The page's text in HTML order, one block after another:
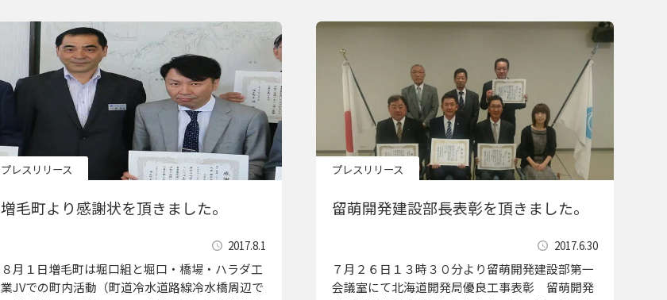
プレスリリース
増毛町より感謝状を頂きました。
2017.8.1
８月１日増毛町は堀口組と堀口・橋場・ハラダ工
業JVでの町内活動（町道冷水道路線冷水橋周辺で
プレスリリース
留萌開発建設部長表彰を頂きました。
2017.6.30
７月２６日１３時３０分より留萌開発建設部第一
会議室にて北海道開発局優良工事表彰 留萌開発